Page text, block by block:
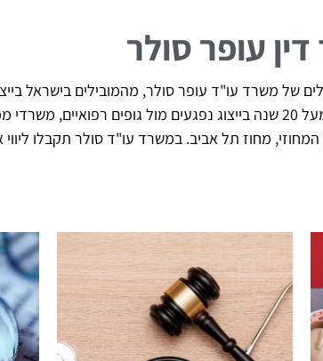
דין עופר סולר
של משרד עו"ד עופר סולר, מהמובילים בישראל
ניסיון של מעל 20 שנה בייצוג נפגעים מול גופים
המחוזי, מחוז תל אביב. במשרד עו"ד סולר תקבלו